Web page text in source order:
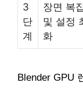
3
단
계
장면 복
및 설정
화
Blender GPU